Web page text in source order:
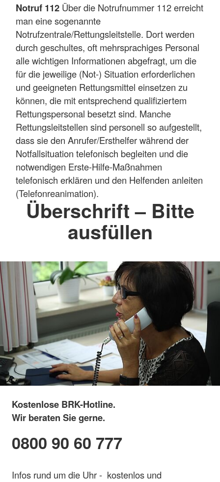
Notruf 112 Über die Notrufnummer 112 erreicht
man eine sogenannte
Notrufzentrale/Rettungsleitstelle. Dort werden
durch geschultes, oft mehrsprachiges Personal
alle wichtigen Informationen abgefragt, um die
für die jeweilige (Not-) Situation erforderlichen
und geeigneten Rettungsmittel einsetzen zu
können, die mit entsprechend qualifiziertem
Rettungspersonal besetzt sind. Manche
Rettungsleitstellen sind personell so aufgestellt,
dass sie den Anrufer/Ersthelfer während der
Notfallsituation telefonisch begleiten und die
notwendigen Erste-Hilfe-Maßnahmen
telefonisch erklären und den Helfenden anleiten
(Telefonreanimation).
Überschrift – Bitte
ausfüllen
Kostenlose BRK-Hotline.
Wir beraten Sie gerne.
0800 90 60 777
Infos rund um die Uhr - kostenlos und